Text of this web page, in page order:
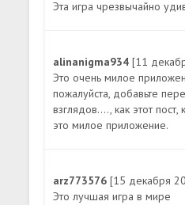
Эта игра чрезвычайно
alinanigma934[11
Это очень милое
пожалуйста, добавьте
взглядов...., как этот пост,
это милое приложение.
arz773576[15 декабря
Это лучшая игра в мире